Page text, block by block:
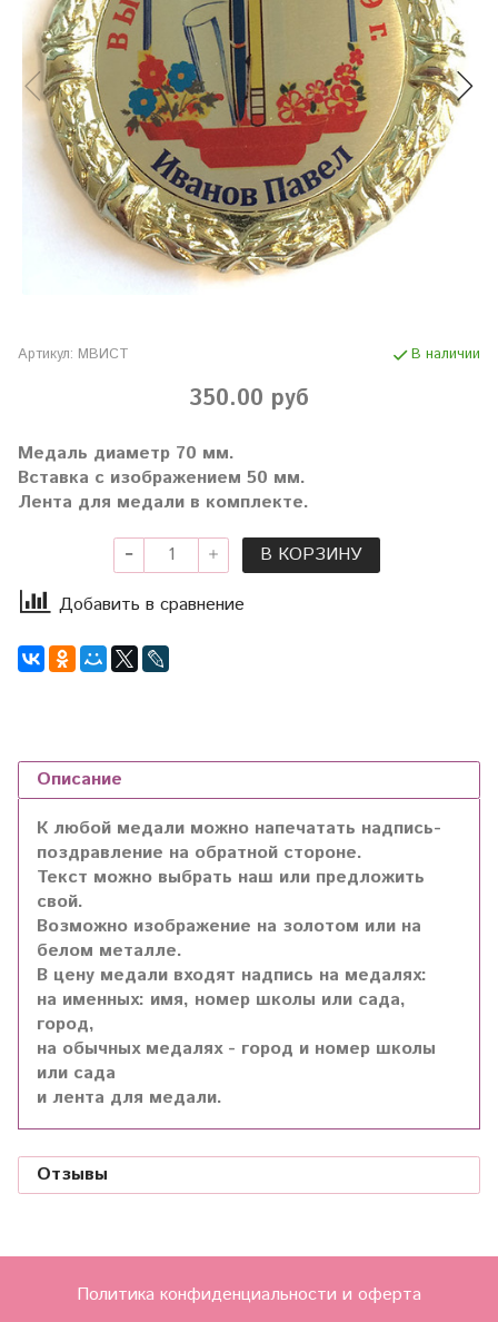
Артикул: МВИСТ В наличии
350.00 руб
Медаль диаметр 70 мм.
Вставка с изображением 50 мм.
Лента для медали в комплекте.
В КОРЗИНУ
Добавить в сравнение
Описание
К любой медали можно напечатать надпись-
поздравление на обратной стороне.
Текст можно выбрать наш или предложить
свой.
Возможно изображение на золотом или на
белом металле.
В цену медали входят надпись на медалях:
на именных: имя, номер школы или сада,
город,
на обычных медалях - город и номер школы
или сада
и лента для медали.
Отзывы
Политика конфиденциальности и оферта